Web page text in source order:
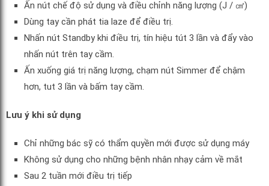
Ấn nút chế độ sử dụng và điều chỉnh năng lượng (J / ㎠)
Dùng tay cần phát tia laze để điều trị.
Nhấn nút Standby khi điều trị, tín hiệu tút 3 lần và đẩy vào
nhấn nút trên tay cầm.
Ấn xuống giá trị năng lượng, chạm nút Simmer để chậm
hơn, tut 3 lần và bấm tay cầm.
Lưu ý khi sử dụng
Chỉ những bác sỹ có thẩm quyền mới được sử dụng máy
Không sử dụng cho những bệnh nhân nhạy cảm về mắt
Sau 2 tuần mới điều trị tiếp